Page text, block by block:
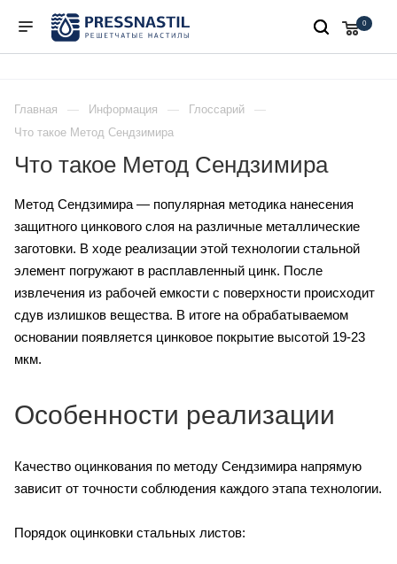
0
Главная Информация
Глоссарий
Что такое Метод Сендзимира
Что такое Метод Сендзимира
Метод Сендзимира — популярная методика нанесения
защитного цинкового слоя на различные металлические
заготовки. В ходе реализации этой технологии стальной
элемент погружают в расплавленный цинк. После
извлечения из рабочей емкости с поверхности происходит
сдув излишков вещества. В итоге на обрабатываемом
основании появляется цинковое покрытие высотой 19-23
мкм.
Особенности реализации
Качество оцинкования по методу Сендзимира напрямую
зависит от точности соблюдения каждого этапа технологии.
Порядок оцинковки стальных листов: